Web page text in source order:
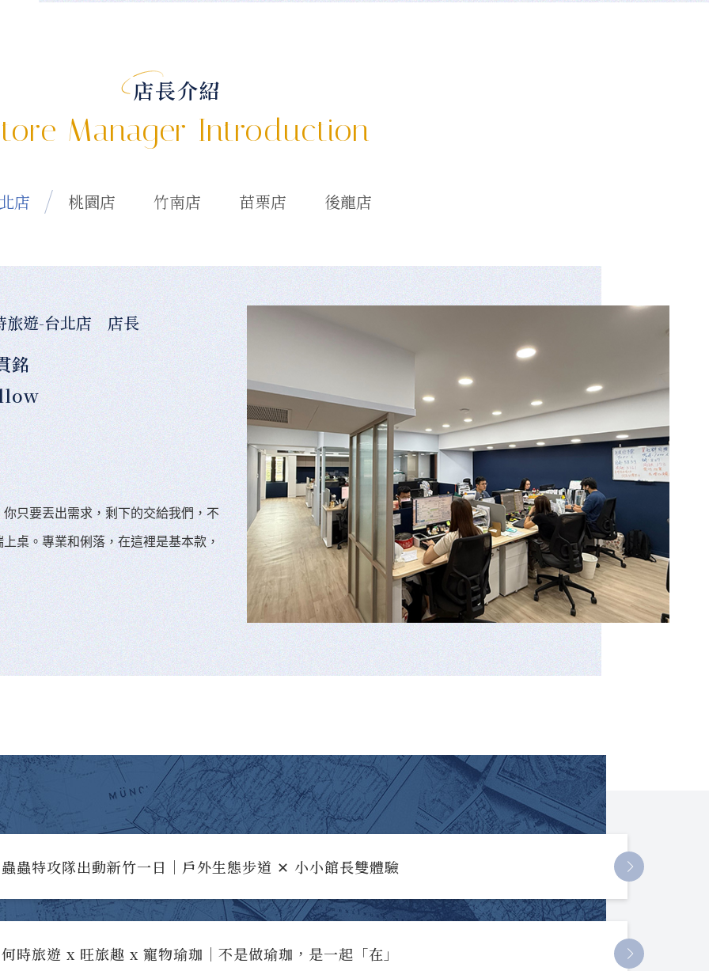
店長介紹
Manager Introduction
店 桃園店 竹南店 苗栗店 後龍店
旅遊-台北店 店長
銘
只要丟出需求，剩下的交給我們，不
桌。專業和俐落，在這裡是基本款，
蟲特攻隊出動新竹一日｜戶外生態步道 ✕ 小小館長雙體驗
時旅遊 x 旺旅趣 x 寵物瑜珈｜不是做瑜珈，是一起「在」